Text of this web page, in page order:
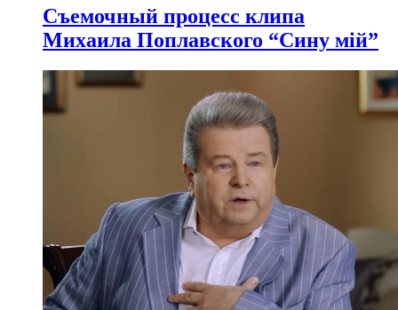
Съемочный процесс клипа
Михаила Поплавского “Сину мій”